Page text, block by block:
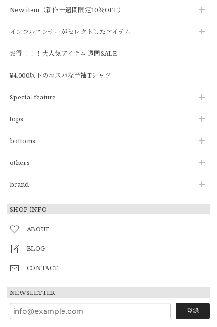
New item（新作一週間限定10％OFF）
インフルエンサーがセレクトしたアイテム
お得！！！大人気アイテム 週間SALE
¥4,000以下のコスパな半袖Tシャツ
Special feature
tops
bottoms
others
brand
SHOP INFO
ABOUT
BLOG
CONTACT
NEWSLETTER
登録